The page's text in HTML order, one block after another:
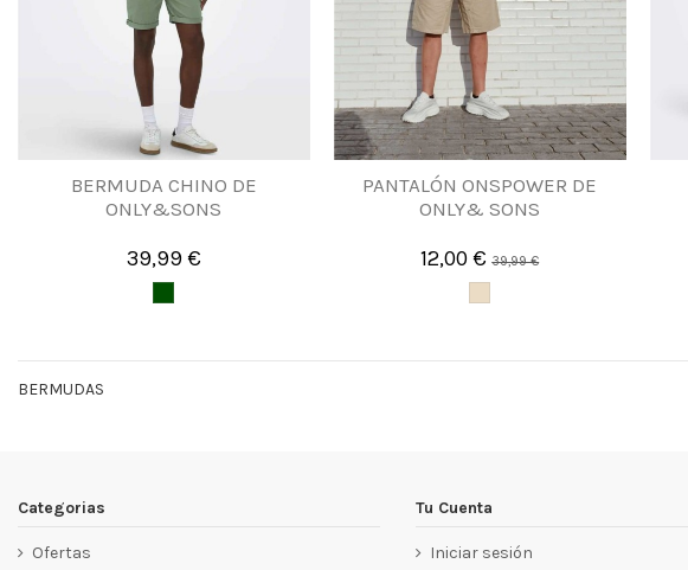
BERMUDA CHINO DE
ONLY&SONS
39,99 €
PANTALÓN ONSPOWER DE
ONLY& SONS
12,00 €39,99 €
BERMUDAS
Categorias
Ofertas
Tu Cuenta
Iniciar sesión